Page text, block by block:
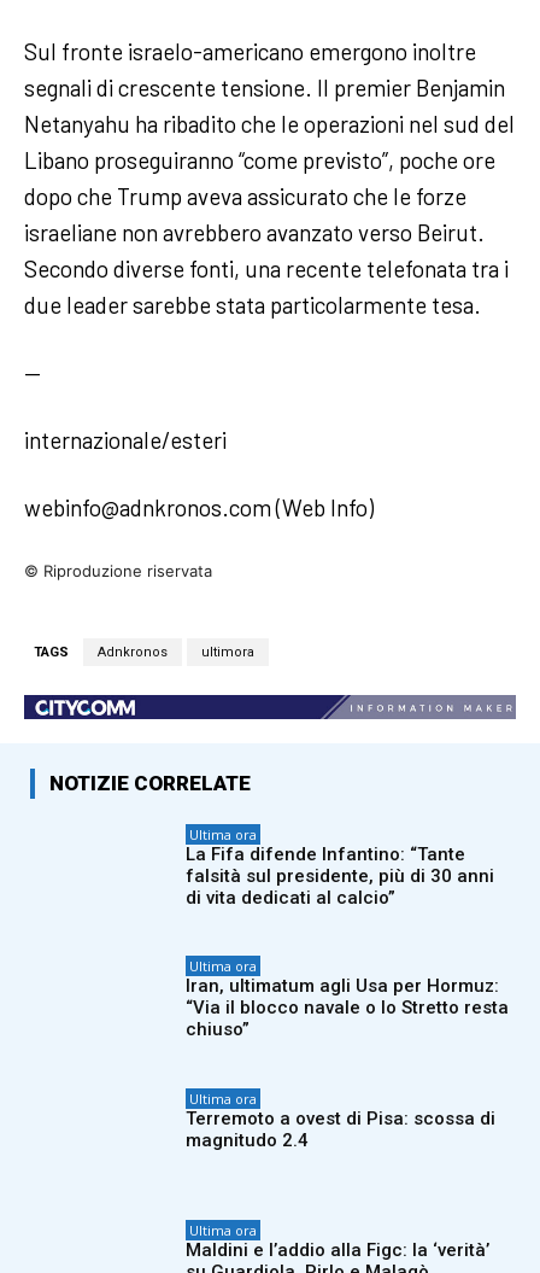
Sul fronte israelo-americano emergono inoltre
segnali di crescente tensione. Il premier Benjamin
Netanyahu ha ribadito che le operazioni nel sud del
Libano proseguiranno “come previsto”, poche ore
dopo che Trump aveva assicurato che le forze
israeliane non avrebbero avanzato verso Beirut.
Secondo diverse fonti, una recente telefonata tra i
due leader sarebbe stata particolarmente tesa.
—
internazionale/esteri
webinfo@adnkronos.com (Web Info)
© Riproduzione riservata
TAGS Adnkronos ultimora
NOTIZIE CORRELATE
Ultima ora
La Fifa difende Infantino: “Tante
falsità sul presidente, più di 30 anni
di vita dedicati al calcio”
Ultima ora
Iran, ultimatum agli Usa per Hormuz:
“Via il blocco navale o lo Stretto resta
chiuso”
Ultima ora
Terremoto a ovest di Pisa: scossa di
magnitudo 2.4
Ultima ora
Maldini e l’addio alla Figc: la ‘verità’